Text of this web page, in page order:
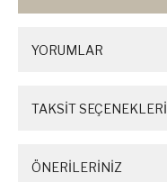
YORUMLAR
TAKSİT SEÇENEKLERİ
ÖNERİLERİNİZ